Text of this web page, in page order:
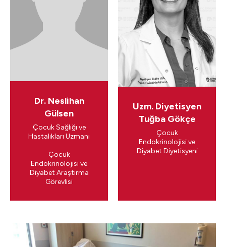
Dr. Neslihan
Gülsen
Çocuk Sağlığı ve
Hastalıkları Uzmanı
Çocuk
Endokrinolojisi ve
Diyabet Araştırma
Görevlisi
Uzm. Diyetisyen
Tuğba Gökçe
Çocuk
Endokrinolojisi ve
Diyabet Diyetisyeni